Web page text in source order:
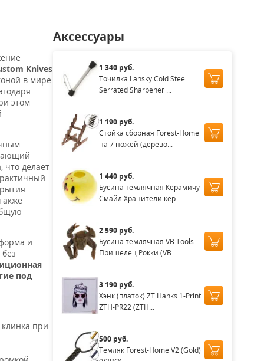
Knives
в мире
этом
что делает
и
под
при
Аксессуары
1 340 руб.
Точилка Lansky Cold Steel
Serrated Sharpener ...
1 190 руб.
Стойка сборная Forest-Home
на 7 ножей (дерево...
1 440 руб.
Бусина темлячная Керамичу
Смайл Хранители кер...
2 590 руб.
Бусина темлячная VB Tools
Пришелец Рокки (VB...
3 190 руб.
Хэнк (платок) ZT Hanks 1-Print
ZTH-PR22 (ZTH...
500 руб.
Темляк Forest-Home V2 (Gold)